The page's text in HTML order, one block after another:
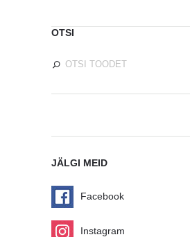
OTSI
JÄLGI MEID
Facebook
Instagram